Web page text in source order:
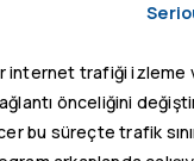
trafiği izleme
önceliğini
bu süreçte trafik